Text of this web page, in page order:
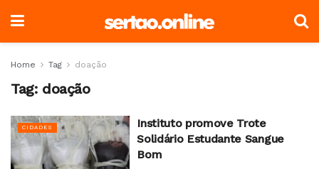
Home Tag doação
Tag: doação
CIDADES
Instituto promove Trote
Solidário Estudante Sangue
Bom